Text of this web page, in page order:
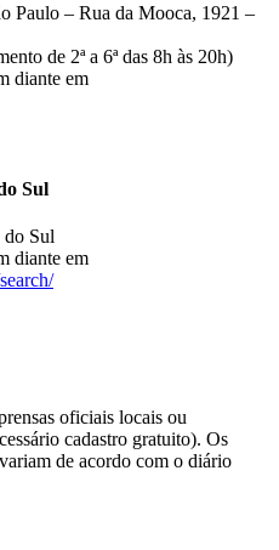
Paulo – Rua da Mooca, 1921 –
de 2ª a 6ª das 8h às 20h)
diante em
Sul
do Sul
diante em
oficiais locais ou
cadastro gratuito). Os
de acordo com o diário